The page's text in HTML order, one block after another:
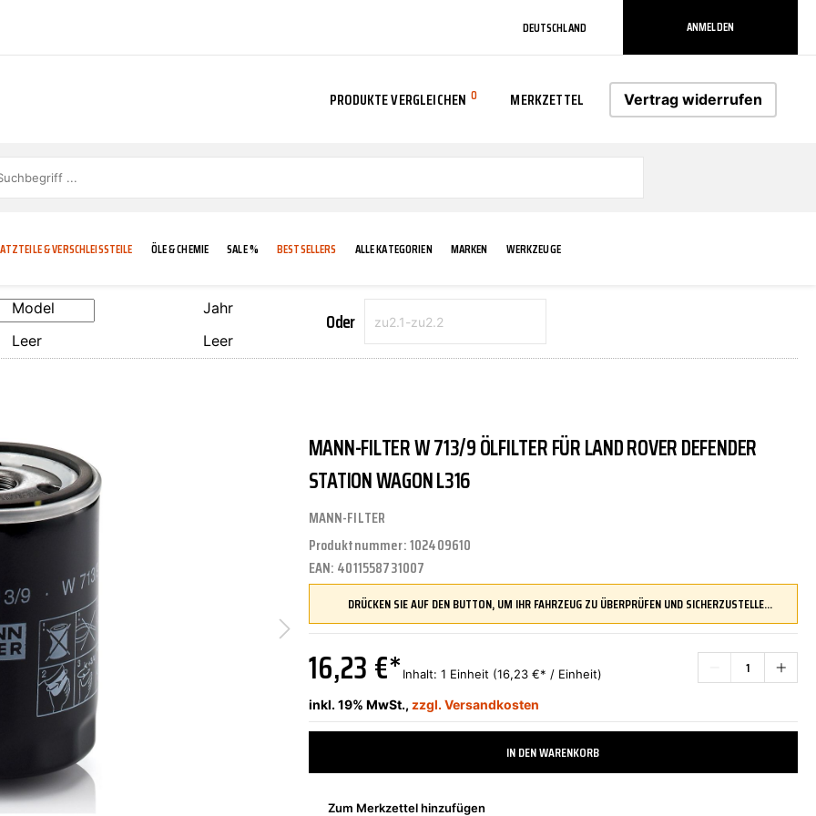
DEUTSCHLAND ANMELDEN
PRODUKTE VERGLEICHEN 0 MERKZETTEL Vertrag widerrufen
& VERSCHLEISSTEILE ÖLE & CHEMIE SALE % BESTSELLERS ALLE KATEGORIEN MARKEN WERKZEUGE
KÜHLERGRILL
VERBREITERUNG
TRITTBRETTER ÜBERROLLBÜGEL
CARCARE ELEKTRIK
KLIMAANLAGE KOMFORTSYSTEME
LENKUNG
FROSTSCHUTZ TECHNIK & WARTUNG
REINIGUNGS-/PFLEGEMITTEL
ADDINOL AS-PL
DR.WACK DUPLI-COLOR
LIQUI MOLY
Model
Leer
Jahr
Leer
Oder
MANN-FILTER W 713/9 ÖLFILTER FÜR LAND ROVER DEFENDER
STATION WAGON L316
MANN-FILTER
Produktnummer:102409610
EAN: 4011558731007
DRÜCKEN SIE AUF DEN BUTTON, UM IHR FAHRZEUG ZU ÜBERPRÜFEN UND SICHERZUSTELLEN, DASS DIESES TEIL KOMPATIBEL IST, BEVOR SIE ES BESTELLEN
16,23 €* Inhalt: 1 Einheit (16,23 €* / Einheit)
inkl. 19% MwSt., zzgl. Versandkosten
IN DEN WARENKORB
Zum Merkzettel hinzufügen